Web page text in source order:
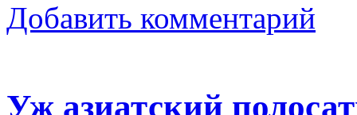
Добавить комментарий
Уж азиатский